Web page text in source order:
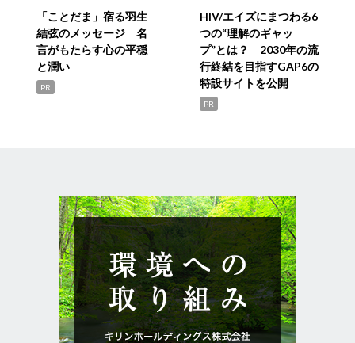
「ことだま」宿る羽生
結弦のメッセージ 名
言がもたらす心の平穏
と潤い
PR
HIV/エイズにまつわる6
つの“理解のギャッ
プ”とは？ 2030年の流
行終結を目指すGAP6の
特設サイトを公開
PR